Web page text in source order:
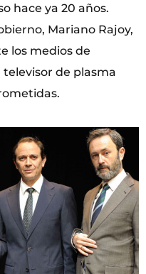
hace ya 20 años.
Mariano Rajoy,
los medios de
de plasma